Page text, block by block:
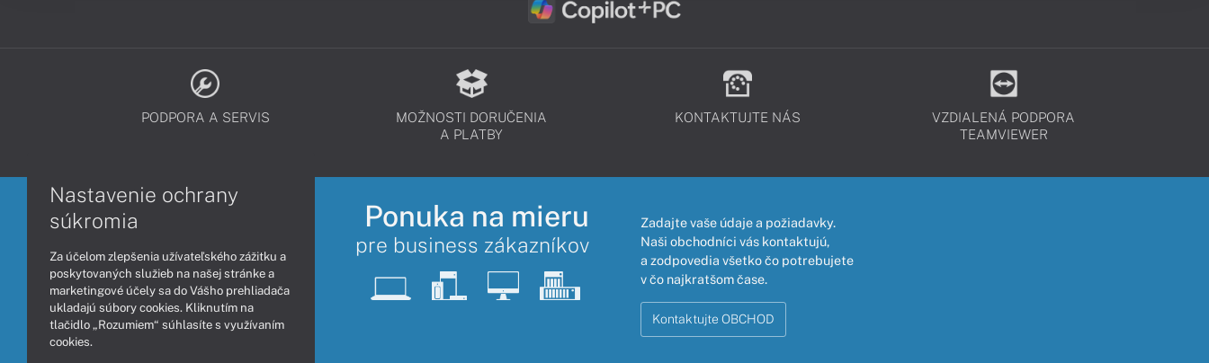
PODPORA A SERVIS
MOŽNOSTI DORUČENIA
A PLATBY
KONTAKTUJTE NÁS
VZDIALENÁ PODPORA
TEAMVIEWER
Ponuka na mieru
pre business zákazníkov
Zadajte vaše údaje a požiadavky.
Naši obchodníci vás kontaktujú,
a zodpovedia všetko čo potrebujete
v čo najkratšom čase.
Kontaktujte OBCHOD
Nastavenie ochrany
súkromia
Za účelom zlepšenia užívateľského zážitku a
poskytovaných služieb na našej stránke a
marketingové účely sa do Vášho prehliadača
ukladajú súbory cookies. Kliknutím na
tlačidlo „Rozumiem“ súhlasíte s využívaním
cookies.